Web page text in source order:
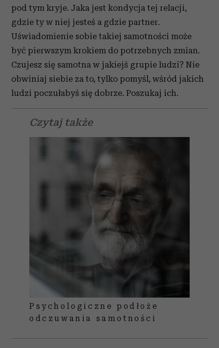
i reklam, aby oferować funkcje społecznościowe i
analizować ruch w naszej witrynie. Informacje o tym, jak
korzystasz z naszej witryny, udostępniamy partnerom
społecznościowym, reklamowym i analitycznym.
Partnerzy mogą połączyć te informacje z innymi danymi
otrzymanymi od Ciebie lub uzyskanymi podczas
korzystania z ich usług.
pod tym kryje. Jaka jest kondycja tej relacji,
gdzie ty w niej jesteś a gdzie partner.
Uświadomienie sobie takiej samotności może
być pierwszym krokiem do potrzebnych zmian.
Czujesz się samotna w jakiejś grupie ludzi? Nie
obwiniaj siebie za to, tylko pomyśl, wśród jakich
ludzi poczułabyś się dobrze. Poszukaj ich.
Czytaj także
Psychologiczne podłoże
odczuwania samotności